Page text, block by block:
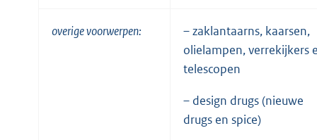
overige voorwerpen:
– zaklantaarns, kaarsen,
olielampen, verrekijkers
telescopen
– design drugs (nieuwe
drugs en spice)